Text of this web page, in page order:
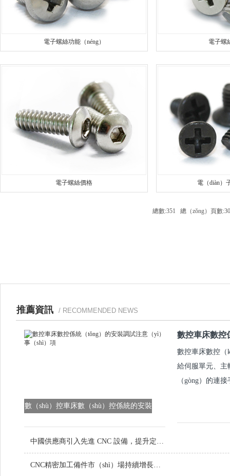
電子螺絲功能（néng） 電子螺
電子螺絲價格 電（diàn）
總數:351 總（zǒng）頁數
推薦資訊 / RECOMMENDED NEWS
數（shù）控車床數（shù）控係統的安裝
數控車床數控
數控車床數控（
給伺服單元、主
（gòng）的連
中國供應商引入先進 CNC 設備，提升定製金屬零件品質
CNC精密加工備件市（shì）場持續增長，技術創（chuàng）新引領行業未來